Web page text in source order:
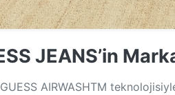
JEANS’in
AIRWASHTM